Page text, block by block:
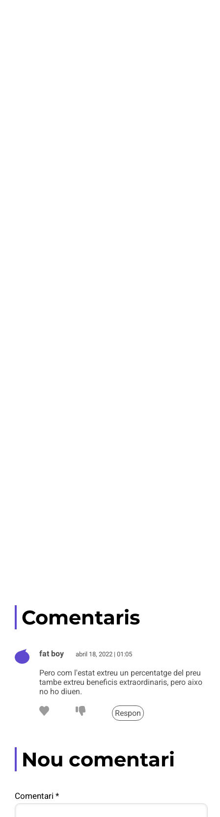
Comentaris
fat boy abril 18, 2022 | 01:05
Pero com l'estat extreu un percentatge del preu
tambe extreu beneficis extraordinaris, pero aixo
no ho diuen.
Respon
Nou comentari
Comentari *